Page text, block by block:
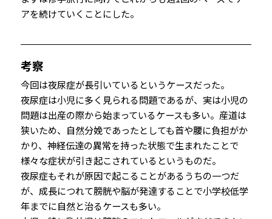
アを続けていくことにした。
考察
今回は夜尿症が長引いているというケースだった。
夜尿症は小児に多く見られる問題であるが、実は小児の
問題は出産の際から始まっているケースも多い。産道は
狭いため、自然分娩であったとしても首や腰に負担がか
かり、神経伝達の異常を持った状態で生まれたことで
様々な症状が引き起こされているというものだ。
夜尿症もそれが原因で起こることがあるうちの一つだ
が、成長につれて膀胱や脳が発達することで小学校低学
年までに自然と治るケースも多い。